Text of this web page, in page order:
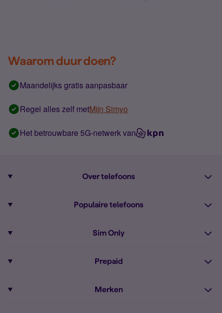
Waarom duur doen?
Maandelijks gratis aanpasbaar
Regel alles zelf metMijn Simyo
Het betrouwbare 5G-netwerk van
Over telefoons
Alle telefoons
Populaire telefoons
iPhone 16
Sim Only
Onbeperkt bellen
Prepaid
Merken